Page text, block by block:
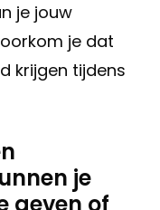
je jouw
je dat
krijgen tijdens
je